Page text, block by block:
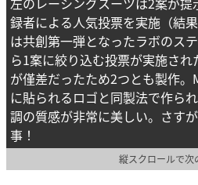
録者による人気投票を実施（結
は共創第一弾となったラボのス
ら1案に絞り込む投票が実施さ
が僅差だったため2つとも製作。
に貼られるロゴと同製法で作ら
調の質感が非常に美しい。さす
事！
縦スクロールで次